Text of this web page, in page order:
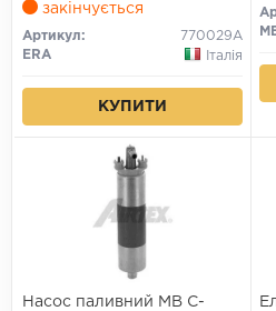
закінчується
Артикул:
770029A
ERA
Італія
КУПИТИ
Насос паливний MB C-